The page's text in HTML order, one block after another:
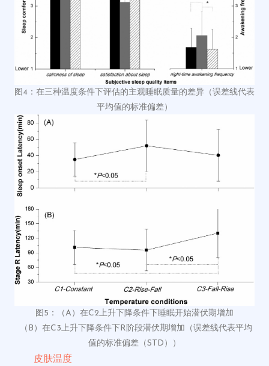
图4： 在三种温度条件下评估的主观睡眠质量的差异（误差线代表
平均值的标准偏差）
图5： （A）在C2上升 下降条件下睡眠开始潜伏期增加
（B） 在C3上升下降条件下 R 阶段潜伏期增加（误差线代表平均
值的标准偏差（STD））
皮肤温度